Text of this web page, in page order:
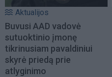
Aktualijos
Buvusi AAD vadovė
sutuoktinio įmonę
tikrinusiam pavaldiniui
skyrė priedą prie
atlyginimo